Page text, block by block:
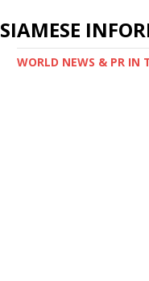
SIAMESE
WORLD NEWS & PR IN